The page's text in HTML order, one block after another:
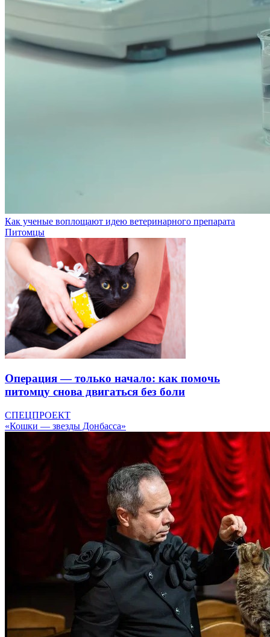
Как ученые воплощают идею ветеринарного препарата
Питомцы
Операция — только начало: как помочь
питомцу снова двигаться без боли
СПЕЦПРОЕКТ
«Кошки — звезды Донбасса»